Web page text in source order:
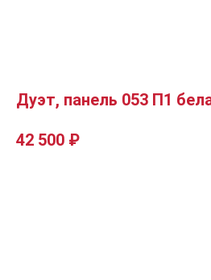
Дуэт, панель 053 П1
42 500 ₽